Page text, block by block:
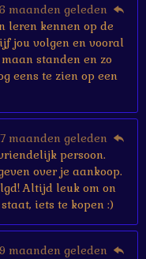
maanden geleden
leren kennen op de
jou volgen en vooral
standen en zo
eens te zien op een
7 maanden geleden
persoon.
over je aankoop.
Altijd leuk om on
iets te kopen :)
9 maanden geleden